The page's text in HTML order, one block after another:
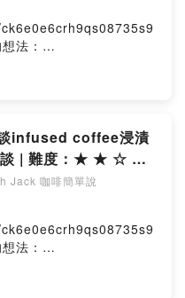
理的系統化知識課程。
，甚至可以朝向成為有
後製師"的願景邁進。雙
咖啡創辦人、COE評
製師、三篇咖啡後製科
學會世界上常見後製完
實際品嘗體驗• 深知好
辨識與形成原因• 雙講
果加入會員，支持節
join留言告訴我你對
Hosting
法：
Hosting
infused coffee浸漬
談 | 難度：★ ★ ☆ ☆
Jack 咖啡簡單說
法：
Hosting